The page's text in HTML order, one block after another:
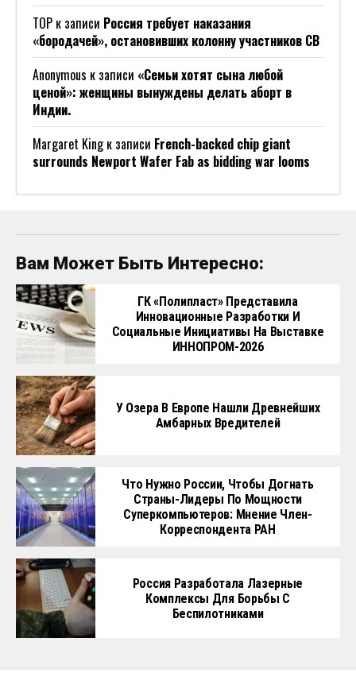
ТОР к записи Россия требует наказания
«бородачей», остановивших колонну участников СВ
Anonymous к записи «Семьи хотят сына любой
ценой»: женщины вынуждены делать аборт в
Индии.
Margaret Kingк записи French-backed chip giant
surrounds Newport Wafer Fab as bidding war looms
Вам Может Быть Интересно:
ГК «Полипласт» Представила
Инновационные Разработки И
Социальные Инициативы На Выставке
ИННОПРОМ-2026
У Озера В Европе Нашли Древнейших
Амбарных Вредителей
Что Нужно России, Чтобы Догнать
Страны-Лидеры По Мощности
Суперкомпьютеров: Мнение Член-
Корреспондента РАН
Россия Разработала Лазерные
Комплексы Для Борьбы С
Беспилотниками